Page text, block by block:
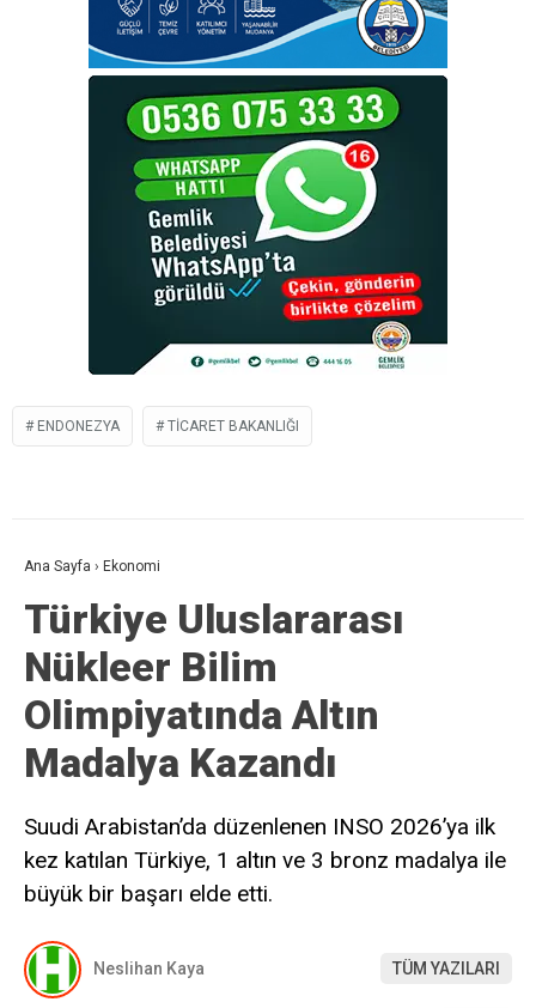
ENDONEZYA TICARET BAKANLIĞI
Ana Sayfa › Ekonomi
Türkiye Uluslararası
Nükleer Bilim
Olimpiyatında Altın
Madalya Kazandı
Suudi Arabistan’da düzenlenen INSO 2026’ya ilk
kez katılan Türkiye, 1 altın ve 3 bronz madalya ile
büyük bir başarı elde etti.
Neslihan Kaya TÜM YAZILARI